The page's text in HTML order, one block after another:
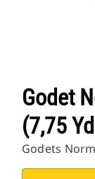
Godet
(7,75
Godets